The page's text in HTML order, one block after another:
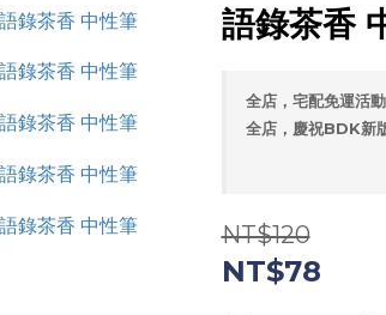
語錄茶香
全店，宅配免運活動
全店，慶祝BDK新
NT$120
NT$78